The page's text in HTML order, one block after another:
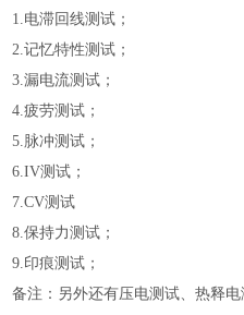
1.电滞回线测试；
2.记忆特性测试；
3.漏电流测试；
4.疲劳测试；
5.脉冲测试；
6.IV测试；
7.CV测试
8.保持力测试；
9.印痕测试；
备注：另外还有压电测试、热释